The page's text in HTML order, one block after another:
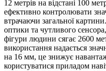
12 метрів на відстані 100
ефективно контролювати
втрачаючи загальної
оптики та чутливого
фігури людини сягає 2600
використання надається
на 16 мм, це знижує
користуватися приладом